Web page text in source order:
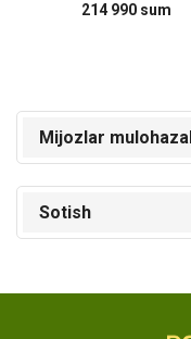
214 990 sum
Mijozlar
Sotish